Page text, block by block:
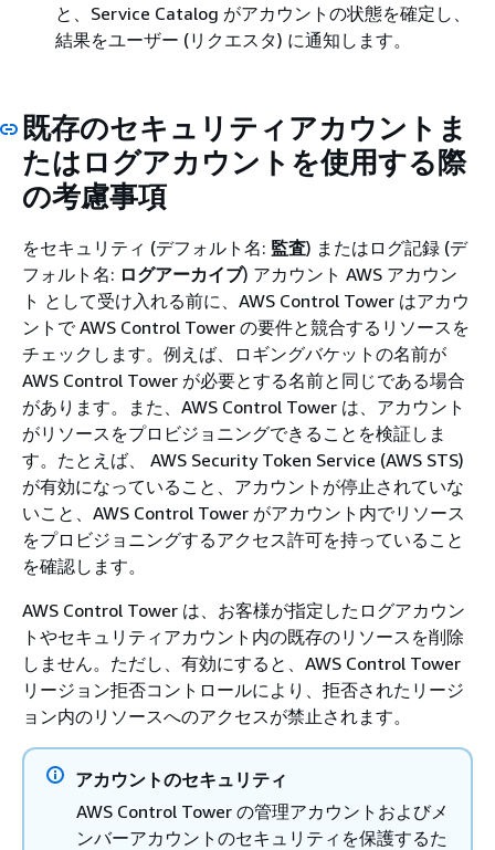
と、Service Catalog がアカウントの状態を確定し、
結果をユーザー (リクエスタ) に通知します。
既存のセキュリティアカウントま
たはログアカウントを使用する際
の考慮事項
をセキュリティ (デフォルト名: 監査) またはログ記録 (デ
フォルト名: ログアーカイブ) アカウント AWS アカウン
ト として受け入れる前に、AWS Control Tower はアカウ
ントで AWS Control Tower の要件と競合するリソースを
チェックします。例えば、ロギングバケットの名前が
AWS Control Tower が必要とする名前と同じである場合
があります。また、AWS Control Tower は、アカウント
がリソースをプロビジョニングできることを検証しま
す。たとえば、 AWS Security Token Service (AWS STS)
が有効になっていること、アカウントが停止されていな
いこと、AWS Control Tower がアカウント内でリソース
をプロビジョニングするアクセス許可を持っていること
を確認します。
AWS Control Tower は、お客様が指定したログアカウン
トやセキュリティアカウント内の既存のリソースを削除
しません。ただし、有効にすると、AWS Control Tower
リージョン拒否コントロールにより、拒否されたリージ
ョン内のリソースへのアクセスが禁止されます。
アカウントのセキュリティ
AWS Control Tower の管理アカウントおよびメ
ンバーアカウントのセキュリティを保護するた